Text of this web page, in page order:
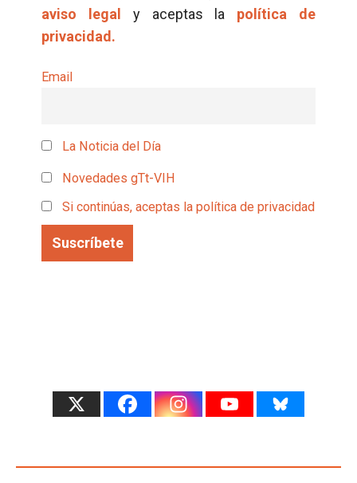
aviso legal
y aceptas la política de
privacidad.
Email
La Noticia del Día
Novedades gTt-VIH
Si continúas, aceptas la política de privacidad